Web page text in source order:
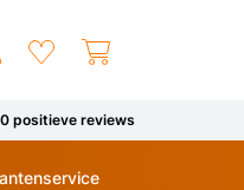
positieve reviews